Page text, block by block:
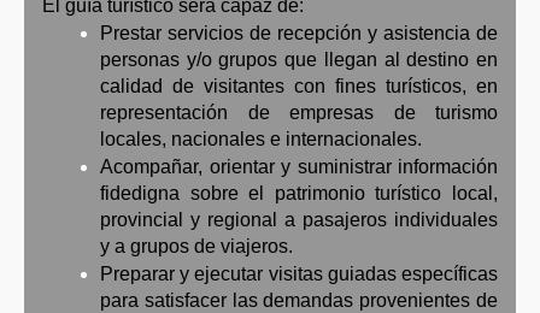
El guía turístico será capaz de:
Prestar servicios de recepción y asistencia de
personas y/o grupos que llegan al destino en
calidad de visitantes con fines turísticos, en
representación de empresas de turismo
locales, nacionales e internacionales.
Acompañar, orientar y suministrar información
fidedigna sobre el patrimonio turístico local,
provincial y regional a pasajeros individuales
y a grupos de viajeros.
Preparar y ejecutar visitas guiadas específicas
para satisfacer las demandas provenientes de